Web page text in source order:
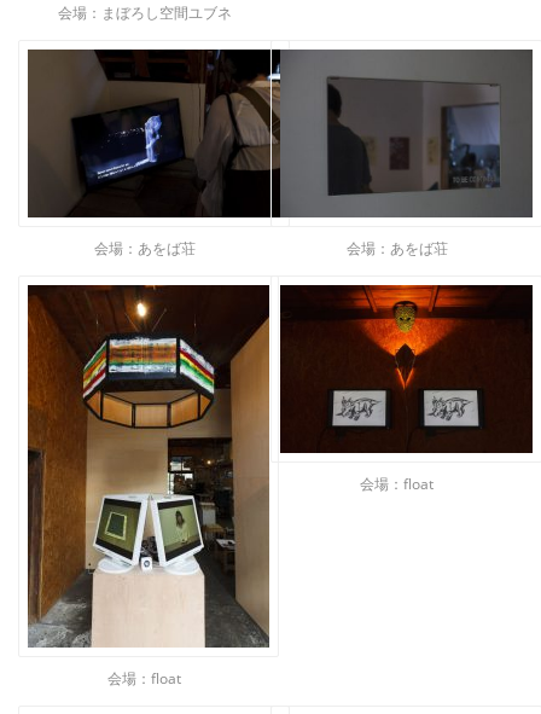
会場：まぼろし空間ユブネ
会場：あをば荘 会場：あをば荘
会場：float
会場：float